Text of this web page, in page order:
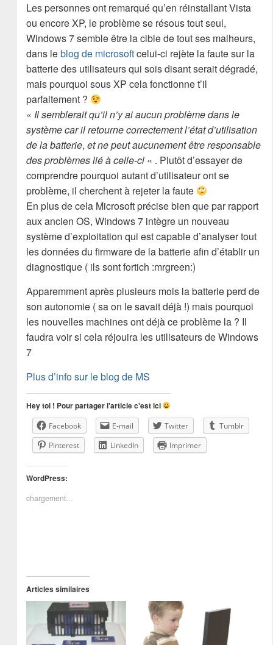
Les personnes ont remarqué qu’en réinstallant Vista
ou encore XP, le problème se résous tout seul,
Windows 7 semble être la cible de tout ses malheurs,
dans leblog de microsoftcelui-ci rejète la faute sur la
batterie des utilisateurs qui sois disant serait dégradé,
mais pourquoi sous XP cela fonctionne t’il
parfaitement ?
« Il semblerait qu’il n’y ai aucun problème dans le
système car il retourne correctement l’état d’utilisation
de la batterie, et ne peut aucunement être responsable
des problèmes lié à celle-ci« . Plutôt d’essayer de
comprendre pourquoi autant d’utilisateur ont se
problème, il cherchent à rejeter la faute
En plus de cela Microsoft précise bien que par rapport
aux ancien OS, Windows 7 intègre un nouveau
système d’exploitation qui est capable d’analyser tout
les données du firmware de la batterie afin d’établir un
diagnostique ( ils sont fortich :mrgreen:)
Apparemment après plusieurs mois la batterie perd de
son autonomie ( sa on le savait déjà !) mais pourquoi
les nouvelles machines ont déjà ce problème la ? Il
faudra voir si cela réjouira les utilisateurs de Windows
7
Plus d’info sur le blog de MS
Hey toi ! Pour partager l'article c'est ici
Facebook E-mail Twitter
Tumblr
Pinterest
LinkedIn Imprimer
WordPress:
chargement…
Articles similaires